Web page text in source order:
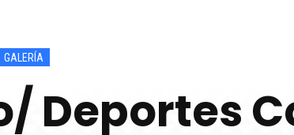
GALERÍA
Deportes